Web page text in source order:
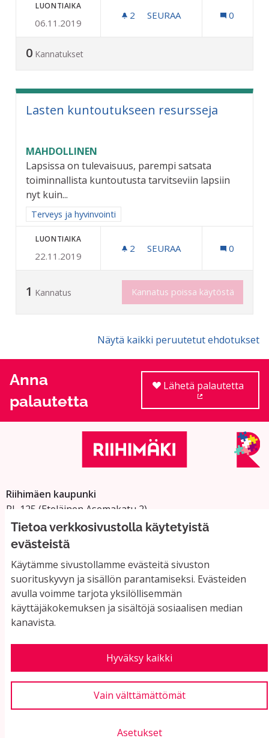
Tietoa verkkosivustolla käytetyistä
evästeistä
Käytämme sivustollamme evästeitä sivuston
suorituskyvyn ja sisällön parantamiseksi. Evästeiden
avulla voimme tarjota yksilöllisemmän
käyttäjäkokemuksen ja sisältöjä sosiaalisen median
kanavista.
Hyväksy kaikki
Vain välttämättömät
Asetukset
LUONTIAIKA
06.11.2019
2 2 SEURAAJAA
SEURAA 0
0 Kannatukset
Lasten kuntoutukseen resursseja
MAHDOLLINEN
Lapsissa on tulevaisuus, parempi satsata
toiminnallista kuntoutusta tarvitseviin lapsiin
nyt kuin...
Rajaa tulokset aihepiirin mukaan: Terveys ja hyvinvointi
Terveys ja hyvinvointi
LUONTIAIKA
22.11.2019
2 2 SEURAAJAA
SEURAA 0
1 Kannatus Kannatus poissa käytöstä
Näytä kaikki peruutetut ehdotukset
Anna
palautetta
Lähetä palautetta
Riihimäen kaupunki
PL 125 (Eteläinen Asemakatu 2)
11101 Riihimäki
Vaihde: 019 758 4000
Sähköpostiosoitteet:
etunimi.sukunimi@riihimaki.fi
Yhteystiedot ja usein kysyttyä
Käyttöehdot
Evästeasetukset